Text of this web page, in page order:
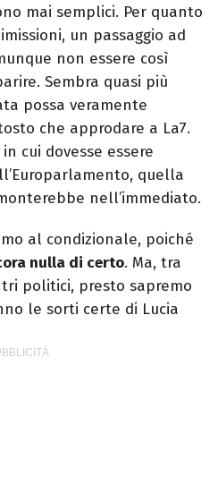
mai semplici. Per quanto
un passaggio ad
non essere così
Sembra quasi più
possa veramente
che approdare a La7.
cui dovesse essere
quella
nell’immediato.
al condizionale, poiché
nulla di certo. Ma, tra
politici, presto sapremo
le sorti certe di Lucia